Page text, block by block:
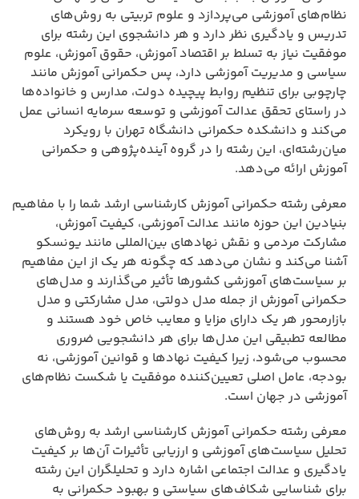
نظام‌های آموزشی می‌پردازد و علوم تربیتی به روش‌های
تدریس و یادگیری نظر دارد و هر دانشجوی این رشته برای
موفقیت نیاز به تسلط بر اقتصاد آموزش، حقوق آموزش، علوم
سیاسی و مدیریت آموزشی دارد، پس حکمرانی آموزش مانند
چارچوبی برای تنظیم روابط پیچیده دولت، مدارس و خانواده‌ها
در راستای تحقق عدالت آموزشی و توسعه سرمایه انسانی عمل
می‌کند و دانشکده حکمرانی دانشگاه تهران با رویکرد
میان‌رشته‌ای، این رشته را در گروه آینده‌پژوهی و حکمرانی
آموزش ارائه می‌دهد.
معرفی رشته حکمرانی آموزش کارشناسی ارشد شما را با مفاهیم
بنیادین این حوزه مانند عدالت آموزشی، کیفیت آموزش،
مشارکت مردمی و نقش نهادهای بین‌المللی مانند یونسکو
آشنا می‌کند و نشان می‌دهد که چگونه هر یک از این مفاهیم
بر سیاست‌های آموزشی کشورها تأثیر می‌گذارند و مدل‌های
حکمرانی آموزش از جمله مدل دولتی، مدل مشارکتی و مدل
بازارمحور هر یک دارای مزایا و معایب خاص خود هستند و
مطالعه تطبیقی این مدل‌ها برای هر دانشجویی ضروری
محسوب می‌شود، زیرا کیفیت نهادها و قوانین آموزشی، نه
بودجه، عامل اصلی تعیین‌کننده موفقیت یا شکست نظام‌های
آموزشی در جهان است.
معرفی رشته حکمرانی آموزش کارشناسی ارشد به روش‌های
تحلیل سیاست‌های آموزشی و ارزیابی تأثیرات آن‌ها بر کیفیت
یادگیری و عدالت اجتماعی اشاره دارد و تحلیلگران این رشته
برای شناسایی شکاف‌های سیاستی و بهبود حکمرانی به